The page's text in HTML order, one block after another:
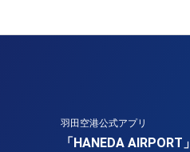
羽田空港公式アプリ
「HANEDA AIRPORT」